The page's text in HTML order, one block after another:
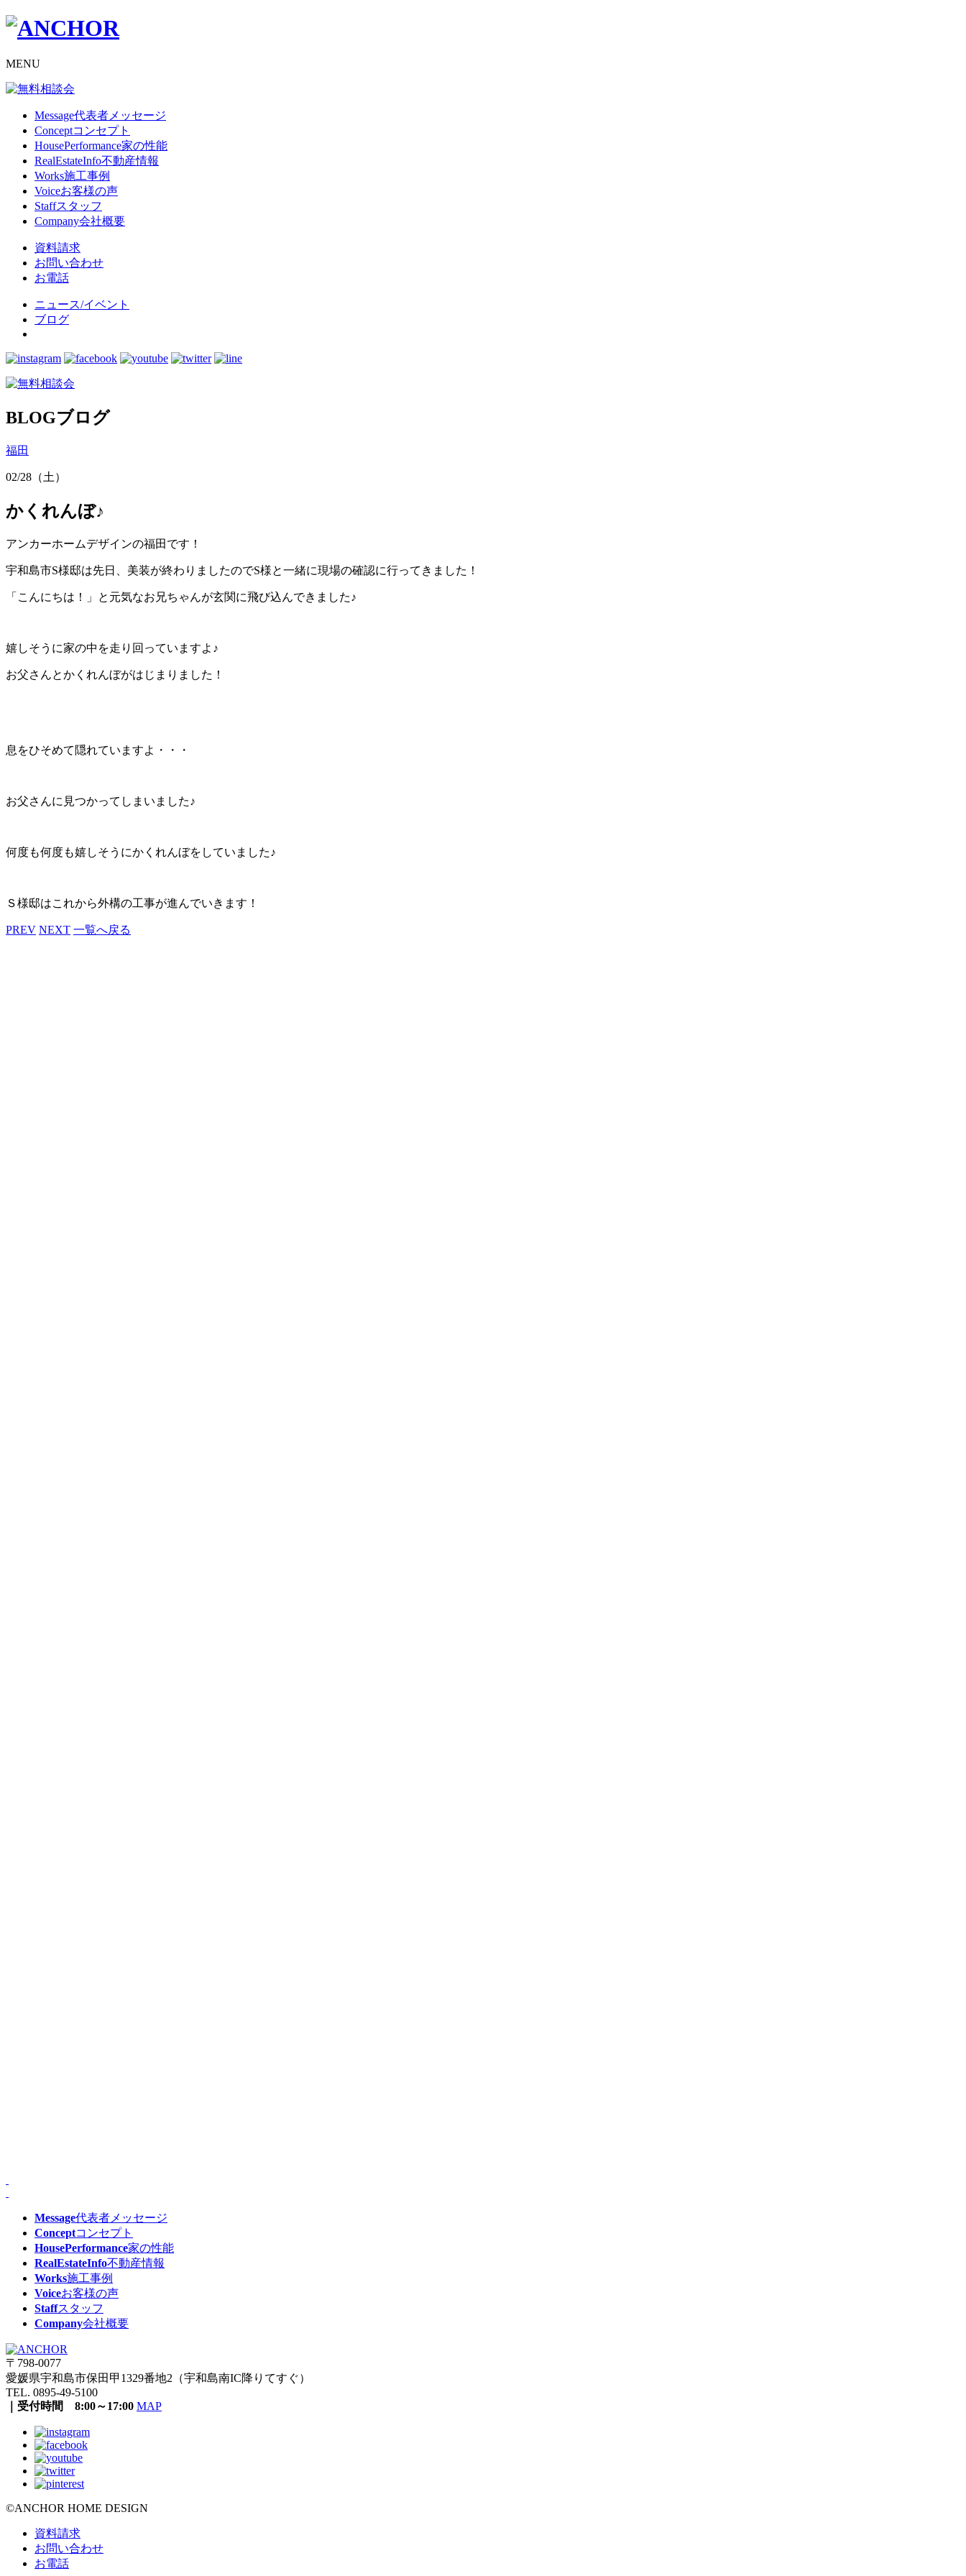
MENU
Message代表者メッセージ
Conceptコンセプト
HousePerformance家の性能
RealEstateInfo不動産情報
Works施工事例
Voiceお客様の声
Staffスタッフ
Company会社概要
資料請求
お問い合わせ
お電話
ニュース/イベント
ブログ
BLOGブログ
福田
02/28（土）
かくれんぼ♪
アンカーホームデザインの福田です！
宇和島市S様邸は先日、美装が終わりましたのでS様と一緒に現場の確認に行ってきました！
「こんにちは！」と元気なお兄ちゃんが玄関に飛び込んできました♪
嬉しそうに家の中を走り回っていますよ♪
お父さんとかくれんぼがはじまりました！
息をひそめて隠れていますよ・・・
お父さんに見つかってしまいました♪
何度も何度も嬉しそうにかくれんぼをしていました♪
Ｓ様邸はこれから外構の工事が進んでいきます！
PREV NEXT 一覧へ戻る
Message代表者メッセージ
Conceptコンセプト
HousePerformance家の性能
RealEstateInfo不動産情報
Works施工事例
Voiceお客様の声
Staffスタッフ
Company会社概要
〒798-0077
愛媛県宇和島市保田甲1329番地2（宇和島南IC降りてすぐ）
TEL. 0895-49-5100
｜受付時間 8:00～17:00 MAP
©ANCHOR HOME DESIGN
資料請求
お問い合わせ
お電話